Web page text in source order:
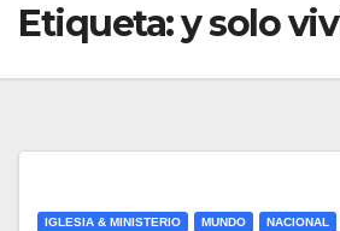
Etiqueta:y solo
IGLESIA & MINISTERIO MUNDO NACIONAL